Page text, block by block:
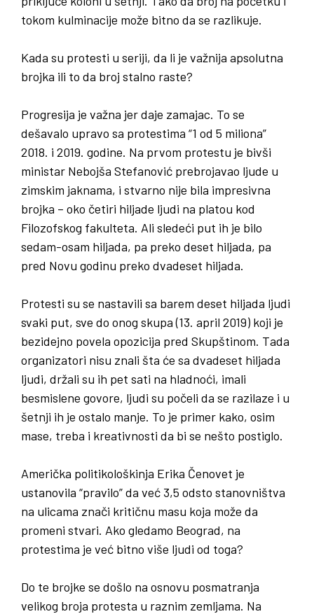
tokom kulminacije može bitno da se razlikuje.
Kada su protesti u seriji, da li je važnija apsolutna
brojka ili to da broj stalno raste?
Progresija je važna jer daje zamajac. To se
dešavalo upravo sa protestima “1 od 5 miliona”
2018. i 2019. godine. Na prvom protestu je bivši
ministar Nebojša Stefanović prebrojavao ljude u
zimskim jaknama, i stvarno nije bila impresivna
brojka – oko četiri hiljade ljudi na platou kod
Filozofskog fakulteta. Ali sledeći put ih je bilo
sedam-osam hiljada, pa preko deset hiljada, pa
pred Novu godinu preko dvadeset hiljada.
Protesti su se nastavili sa barem deset hiljada ljudi
svaki put, sve do onog skupa (13. april 2019) koji je
bezidejno povela opozicija pred Skupštinom. Tada
organizatori nisu znali šta će sa dvadeset hiljada
ljudi, držali su ih pet sati na hladnoći, imali
besmislene govore, ljudi su počeli da se razilaze i u
šetnji ih je ostalo manje. To je primer kako, osim
mase, treba i kreativnosti da bi se nešto postiglo.
Američka politikološkinja Erika Čenovet je
ustanovila “pravilo”da već 3,5 odsto stanovništva
na ulicama znači kritičnu masu koja može da
promeni stvari. Ako gledamo Beograd, na
protestima je već bitno više ljudi od toga?
Do te brojke se došlo na osnovu posmatranja
velikog broja protesta u raznim zemljama. Na